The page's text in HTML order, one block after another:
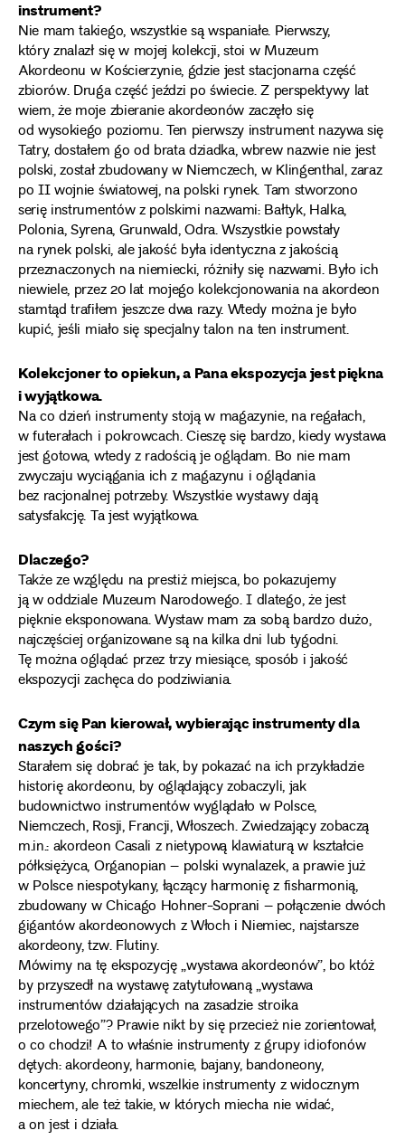
instrument?
Nie mam takiego, wszystkie są wspaniałe. Pierwszy,
który znalazł się w mojej kolekcji, stoi w Muzeum
Akordeonu w Kościerzynie, gdzie jest stacjonarna część
zbiorów. Druga część jeździ po świecie. Z perspektywy lat
wiem, że moje zbieranie akordeonów zaczęło się
od wysokiego poziomu. Ten pierwszy instrument nazywa się
Tatry, dostałem go od brata dziadka, wbrew nazwie nie jest
polski, został zbudowany w Niemczech, w Klingenthal, zaraz
po II wojnie światowej, na polski rynek. Tam stworzono
serię instrumentów z polskimi nazwami: Bałtyk, Halka,
Polonia, Syrena, Grunwald, Odra. Wszystkie powstały
na rynek polski, ale jakość była identyczna z jakością
przeznaczonych na niemiecki, różniły się nazwami. Było ich
niewiele, przez 20 lat mojego kolekcjonowania na akordeon
stamtąd trafiłem jeszcze dwa razy. Wtedy można je było
kupić, jeśli miało się specjalny talon na ten instrument.
Kolekcjoner to opiekun, a Pana ekspozycja jest piękna
i wyjątkowa.
Na co dzień instrumenty stoją w magazynie, na regałach,
w futerałach i pokrowcach. Cieszę się bardzo, kiedy wystawa
jest gotowa, wtedy z radością je oglądam. Bo nie mam
zwyczaju wyciągania ich z magazynu i oglądania
bez racjonalnej potrzeby. Wszystkie wystawy dają
satysfakcję. Ta jest wyjątkowa.
Dlaczego?
Także ze względu na prestiż miejsca, bo pokazujemy
ją w oddziale Muzeum Narodowego. I dlatego, że jest
pięknie eksponowana. Wystaw mam za sobą bardzo dużo,
najczęściej organizowane są na kilka dni lub tygodni.
Tę można oglądać przez trzy miesiące, sposób i jakość
ekspozycji zachęca do podziwiania.
Czym się Pan kierował, wybierając instrumenty dla
naszych gości?
Starałem się dobrać je tak, by pokazać na ich przykładzie
historię akordeonu, by oglądający zobaczyli, jak
budownictwo instrumentów wyglądało w Polsce,
Niemczech, Rosji, Francji, Włoszech. Zwiedzający zobaczą
m.in.: akordeon Casali z nietypową klawiaturą w kształcie
półksiężyca, Organopian – polski wynalazek, a prawie już
w Polsce niespotykany, łączący harmonię z fisharmonią,
zbudowany w Chicago Hohner-Soprani – połączenie dwóch
gigantów akordeonowych z Włoch i Niemiec, najstarsze
akordeony, tzw. Flutiny.
Mówimy na tę ekspozycję „wystawa akordeonów”, bo któż
by przyszedł na wystawę zatytułowaną „wystawa
instrumentów działających na zasadzie stroika
przelotowego”? Prawie nikt by się przecież nie zorientował,
o co chodzi! A to właśnie instrumenty z grupy idiofonów
dętych: akordeony, harmonie, bajany, bandoneony,
koncertyny, chromki, wszelkie instrumenty z widocznym
miechem, ale też takie, w których miecha nie widać,
a on jest i działa.